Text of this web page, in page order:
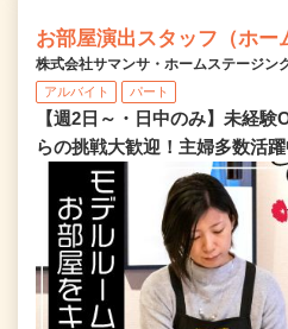
お部屋演出スタッフ（ホー
株式会社サマンサ・ホームステージン
アルバイト パート
【週2日～・日中のみ】未経
らの挑戦大歓迎！主婦多数活